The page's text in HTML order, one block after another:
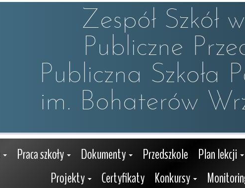
Zespół Szkół
Publiczne
Publiczna Szkoła
im. Bohaterów
Praca szkoły Dokumenty Przedszkole Plan lekcji
Projekty
Certyfikaty Konkursy